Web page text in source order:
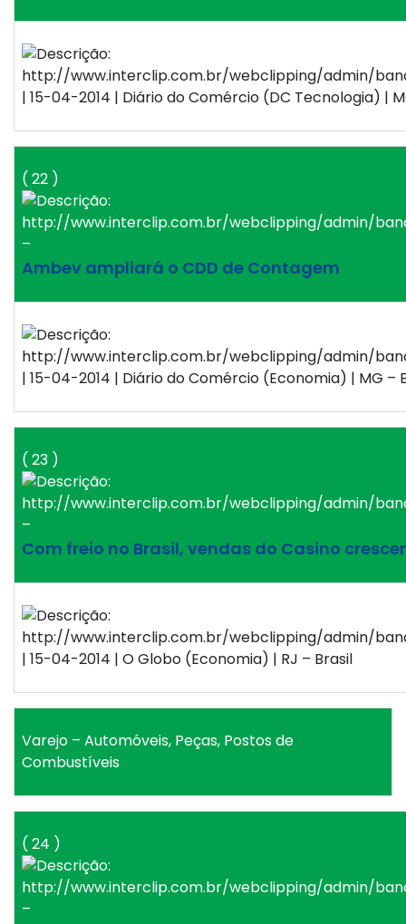
| 15-04-2014 | Diário do Comércio (DC Tecnologia) |
( 22 )
–
Ambev ampliará o CDD de Contagem
| 15-04-2014 | Diário do Comércio (Economia) | MG –
( 23 )
–
Com freio no Brasil, vendas do Casino
| 15-04-2014 | O Globo (Economia) | RJ – Brasil
Varejo – Automóveis, Peças, Postos de
Combustíveis
( 24 )
–